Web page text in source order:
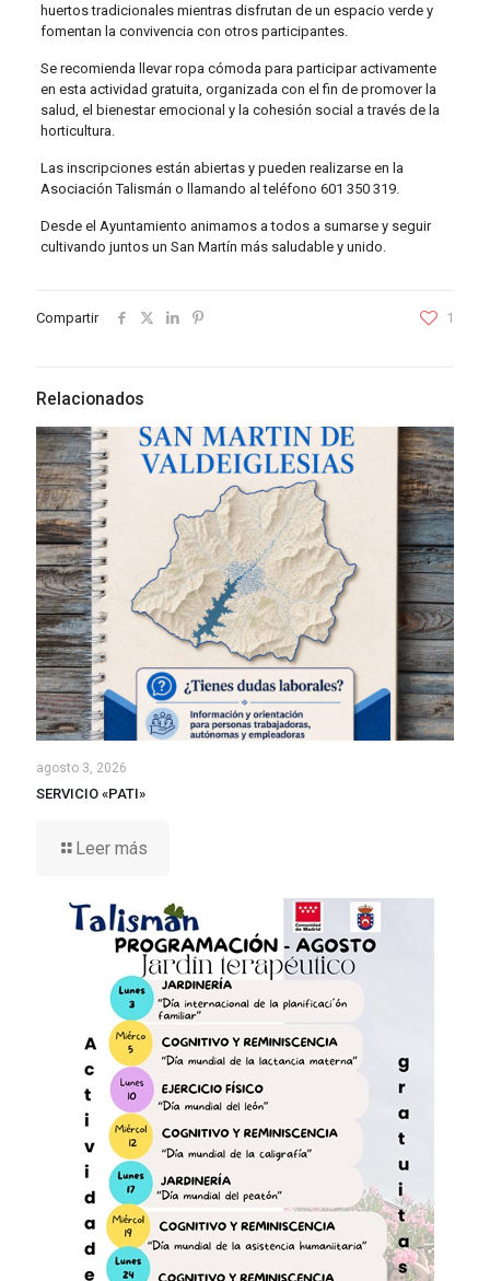
huertos tradicionales mientras disfrutan de un espacio verde y
fomentan la convivencia con otros participantes.
Se recomienda llevar ropa cómoda para participar activamente
en esta actividad gratuita, organizada con el fin de promover la
salud, el bienestar emocional y la cohesión social a través de la
horticultura.
Las inscripciones están abiertas y pueden realizarse en la
Asociación Talismán o llamando al teléfono 601 350 319.
Desde el Ayuntamiento animamos a todos a sumarse y seguir
cultivando juntos un San Martín más saludable y unido.
Compartir 1
Relacionados
agosto 3, 2026
SERVICIO «PATI»
Leer más